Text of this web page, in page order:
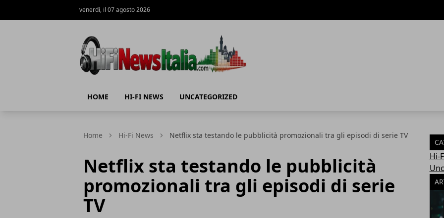
venerdì, il 07 agosto 2026
HOME HI-FI NEWS UNCATEGORIZED
Home Hi-Fi News Netflix sta testando le pubblicità promozionali tra gli episodi di serie TV
Netflix sta testando le pubblicità
promozionali tra gli episodi di serie
TV
Hi-